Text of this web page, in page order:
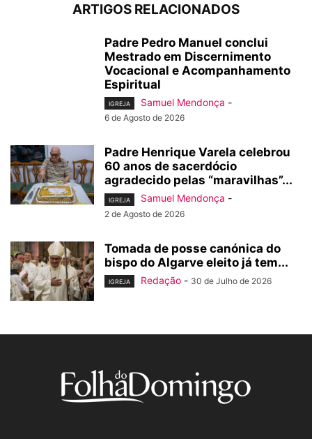
ARTIGOS RELACIONADOS
Padre Pedro Manuel conclui
Mestrado em Discernimento
Vocacional e Acompanhamento
Espiritual
IGREJA Samuel Mendonça -
6 de Agosto de 2026
Padre Henrique Varela celebrou
60 anos de sacerdócio
agradecido pelas “maravilhas”...
IGREJA Samuel Mendonça -
2 de Agosto de 2026
Tomada de posse canónica do
bispo do Algarve eleito já tem...
IGREJA Redação - 30 de Julho de 2026